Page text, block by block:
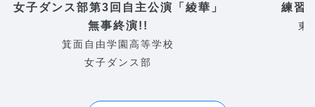
女子ダンス部第3回自主公演「綾華」
無事終演!!
箕面自由学園高等学校
女子ダンス部
練習
東